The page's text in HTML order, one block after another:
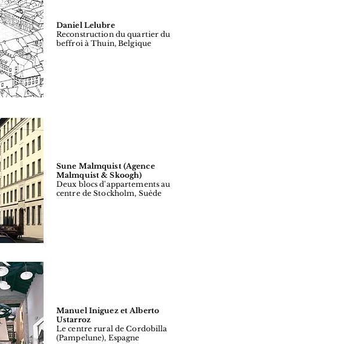
Daniel Lelubre
Reconstruction du quartier du
beffroi à Thuin, Belgique
Sune Malmquist (Agence
Malmquist & Skoogh)
Deux blocs d'appartements au
centre de Stockholm, Suède
Manuel Iniguez et Alberto
Ustarroz
Le centre rural de Cordobilla
(Pampelune), Espagne